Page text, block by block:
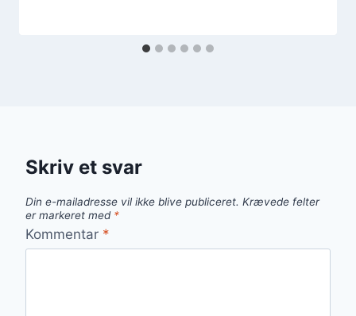
Skriv et svar
Din e-mailadresse vil ikke blive publiceret. Krævede felter
er markeret med *
Kommentar *